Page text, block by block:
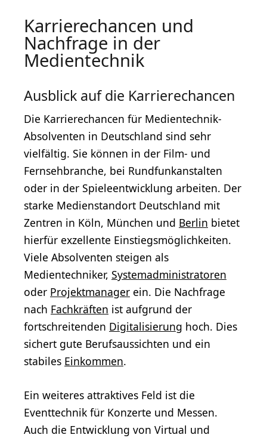
Karrierechancen und
Nachfrage in der
Medientechnik
Ausblick auf die Karrierechancen
Die Karrierechancen für Medientechnik-
Absolventen in Deutschland sind sehr
vielfältig. Sie können in der Film- und
Fernsehbranche, bei Rundfunkanstalten
oder in der Spieleentwicklung arbeiten. Der
starke Medienstandort Deutschland mit
Zentren in Köln, München und Berlin bietet
hierfür exzellente Einstiegsmöglichkeiten.
Viele Absolventen steigen als
Medientechniker, Systemadministratoren
oder Projektmanager ein. Die Nachfrage
nach Fachkräften ist aufgrund der
fortschreitenden Digitalisierung hoch. Dies
sichert gute Berufsaussichten und ein
stabiles Einkommen.
Ein weiteres attraktives Feld ist die
Eventtechnik für Konzerte und Messen.
Auch die Entwicklung von Virtual und